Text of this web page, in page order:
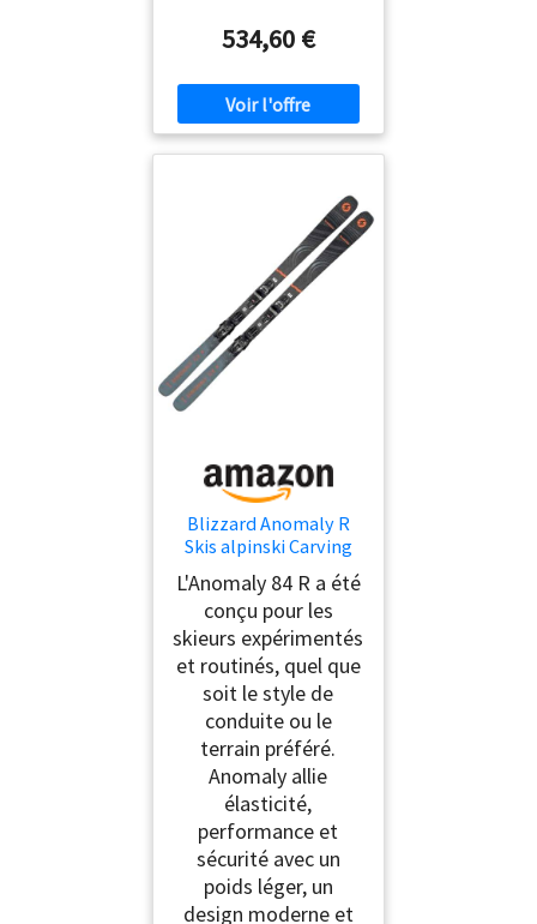
534,60 €
Blizzard Anomaly R
Skis alpinski Carving
Ski Freeride Rocker
Skis de carving – 170
cm – Avec fixation TPC
10 Demo Z3-10 – Pour
bons conducteurs et
experts – Freeski
Allmountainski pour
piste et
L'Anomaly 84 R a été
conçu pour les
skieurs expérimentés
et routinés, quel que
soit le style de
conduite ou le
terrain préféré.
Anomaly allie
élasticité,
performance et
sécurité avec un
poids léger, un
design moderne et